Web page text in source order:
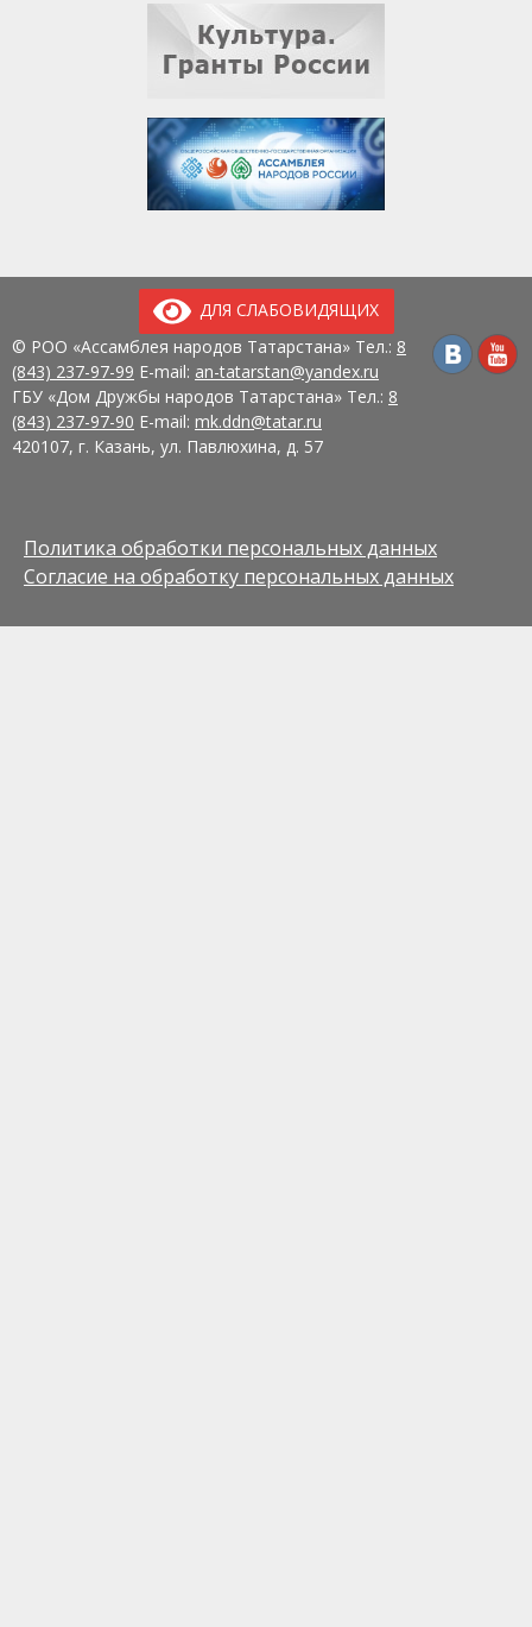
ДЛЯ СЛАБОВИДЯЩИХ
© РОО «Ассамблея народов Татарстана» Тел.: 8
(843) 237-97-99 E-mail: an-tatarstan@yandex.ru
ГБУ «Дом Дружбы народов Татарстана» Тел.: 8
(843) 237-97-90 E-mail: mk.ddn@tatar.ru
420107, г. Казань, ул. Павлюхина, д. 57
Политика обработки персональных данных
Согласие на обработку персональных данных